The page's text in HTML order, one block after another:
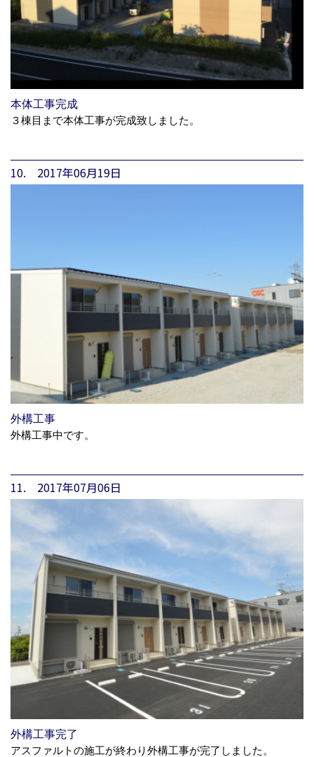
本体工事完成
３棟目まで本体工事が完成致しました。
10. 2017年06月19日
外構工事
外構工事中です。
11. 2017年07月06日
外構工事完了
アスファルトの施工が終わり外構工事が完了しました。